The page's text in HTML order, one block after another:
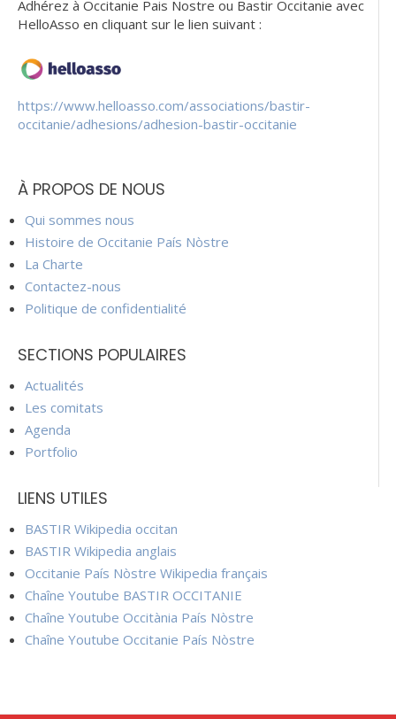
Adhérez à Occitanie Pais Nostre ou Bastir Occitanie avec
HelloAsso en cliquant sur le lien suivant :
https://www.helloasso.com/associations/bastir-
occitanie/adhesions/adhesion-bastir-occitanie
À PROPOS DE NOUS
Qui sommes nous
Histoire de Occitanie País Nòstre
La Charte
Contactez-nous
Politique de confidentialité
SECTIONS POPULAIRES
Actualités
Les comitats
Agenda
Portfolio
LIENS UTILES
BASTIR Wikipedia occitan
BASTIR Wikipedia anglais
Occitanie País Nòstre Wikipedia français
Chaîne Youtube BASTIR OCCITANIE
Chaîne Youtube Occitània País Nòstre
Chaîne Youtube Occitanie País Nòstre